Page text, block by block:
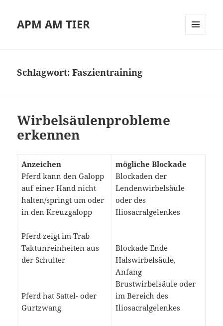
APM AM TIER
Schlagwort:Faszientraining
Wirbelsäulenprobleme
erkennen
Anzeichen
Pferd kann den Galopp
auf einer Hand nicht
halten/springt um oder
in den Kreuzgalopp
Pferd zeigt im Trab
Taktunreinheiten aus
der Schulter
Pferd hat Sattel- oder
Gurtzwang
mögliche Blockade
Blockaden der
Lendenwirbelsäule
oder des
Iliosacralgelenkes
Blockade Ende
Halswirbelsäule,
Anfang
Brustwirbelsäule oder
im Bereich des
Iliosacralgelenkes